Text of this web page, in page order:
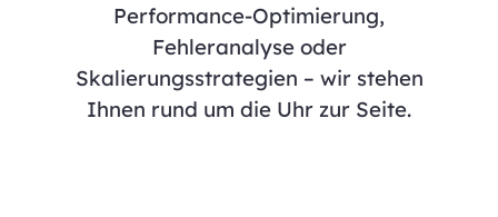
Performance-Optimierung,
Fehleranalyse oder
Skalierungsstrategien – wir stehen
Ihnen rund um die Uhr zur Seite.